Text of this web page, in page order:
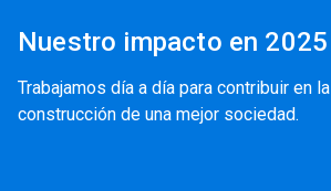
Nuestro impacto en 2025
Trabajamos día a día para contribuir en la
construcción de una mejor sociedad.